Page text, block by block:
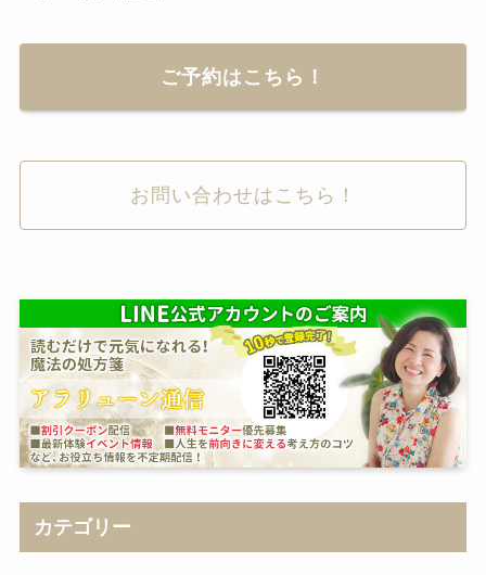
ご予約はこちら！
お問い合わせはこちら！
カテゴリー